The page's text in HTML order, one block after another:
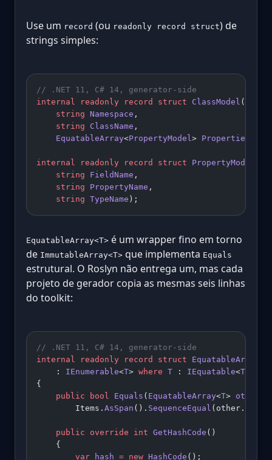
Use um record (ou readonly record struct) de
strings simples:
// .NET 11, C# 14, generator-side
internal
readonly record struct ClassModel (
    string
Namespace ,
    string
ClassName ,
    EquatableArray
<PropertyModel > Properties
internal readonly record struct PropertyModel
    string
FieldName ,
    string
PropertyName ,
    string
TypeName );
EquatableArray<T> é um wrapper fino em torno
de ImmutableArray<T> que implementa Equals
estrutural. O Roslyn não entrega um, mas cada
projeto de gerador copia as mesmas seis linhas
do toolkit:
// .NET 11, C# 14, generator-side
internal
readonly record struct EquatableArray
    :
IEnumerable<T> where T : IEquatable<T
{
    public
bool Equals ( EquatableArray<T> other
        Items.
AsSpan (). SequenceEqual
    public
override int GetHashCode ()
    {
        var
hash = new HashCode ();